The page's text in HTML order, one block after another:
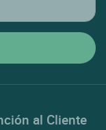
al Cliente